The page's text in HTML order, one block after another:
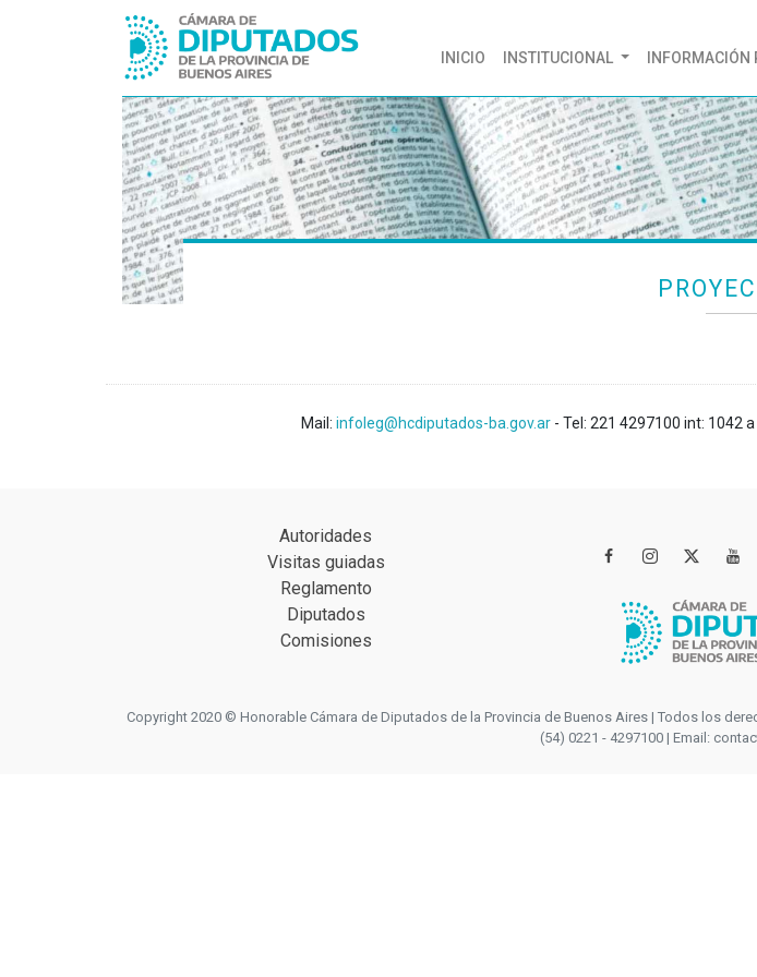
INICIO (CURRENT)
INSTITUCIONAL
Mail: infoleg@hcdiputados-ba.gov.ar - Tel: 221 4297100 int: 1042
Autoridades
Visitas guiadas
Reglamento
Diputados
Comisiones
 
Copyright 2020 © Honorable Cámara de Diputados de la Provincia de Buenos Aires | Todos los
(54) 0221 - 4297100 | Email: